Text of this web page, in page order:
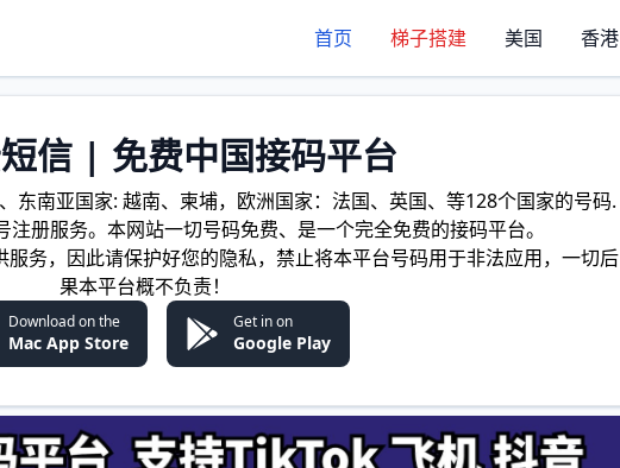
首页 梯子搭建 美国 香港
信 | 免费中国接码平台
东南亚国家: 越南、柬埔，欧洲国家：法国、英国、等128个国家的号码.
册服务。本网站一切号码免费、是一个完全免费的接码平台。
务，因此请保护好您的隐私，禁止将本平台号码用于非法应用，一切后
果本平台概不负责！
Download on the
Mac App Store
Get in on
Google Play